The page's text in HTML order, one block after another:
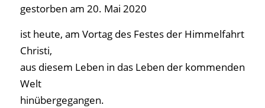
gestorben am 20. Mai 2020
ist heute, am Vortag des Festes der Himmelfahrt
Christi,
aus diesem Leben in das Leben der kommenden
Welt
hinübergegangen.